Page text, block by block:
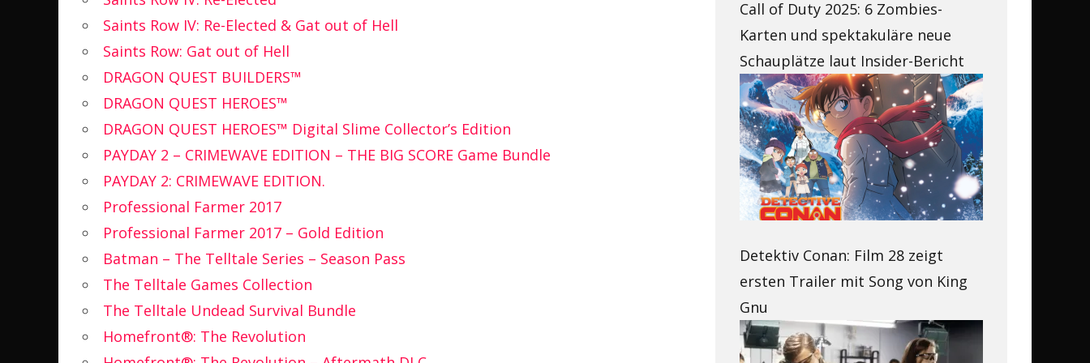
Saints Row IV: Re-Elected & Gat out of Hell
Saints Row: Gat out of Hell
DRAGON QUEST BUILDERS™
DRAGON QUEST HEROES™
DRAGON QUEST HEROES™ Digital Slime Collector’s Edition
PAYDAY 2 – CRIMEWAVE EDITION – THE BIG SCORE Game Bundle
PAYDAY 2: CRIMEWAVE EDITION.
Professional Farmer 2017
Professional Farmer 2017 – Gold Edition
Batman – The Telltale Series – Season Pass
The Telltale Games Collection
The Telltale Undead Survival Bundle
Homefront®: The Revolution
Call of Duty 2025: 6 Zombies-
Karten und spektakuläre neue
Schauplätze laut Insider-Bericht
Detektiv Conan: Film 28 zeigt
ersten Trailer mit Song von King
Gnu